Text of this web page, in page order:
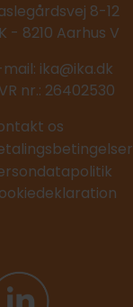
8-12
- 8210 Aarhus V
mail: ika@ika.dk
nr.: 26402530
os